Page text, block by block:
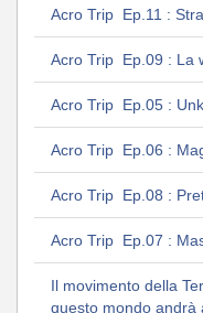
Acro Trip Ep.11 :
Acro Trip Ep.09 : La
Acro Trip Ep.05 :
Acro Trip Ep.06 :
Acro Trip Ep.08 :
Acro Trip Ep.07 :
Il movimento della
questo mondo andrà